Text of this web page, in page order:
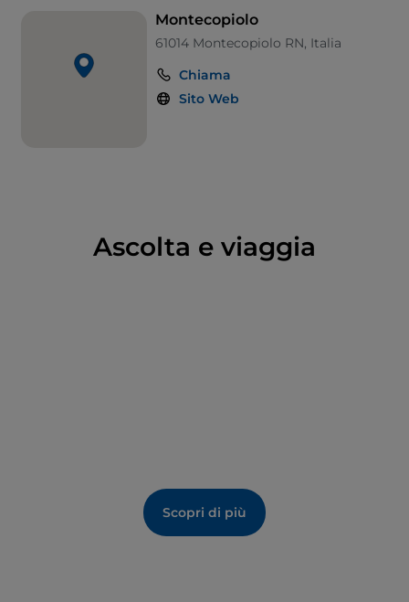
Montecopiolo
61014 Montecopiolo RN, Italia
Chiama
Sito Web
Ascolta e viaggia
Scopri di più